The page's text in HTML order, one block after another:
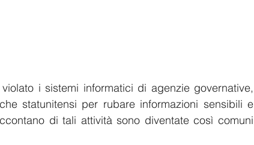
i sistemi informatici di agenzie governative,
statunitensi per rubare informazioni sensibili e
di tali attività sono diventate così comuni